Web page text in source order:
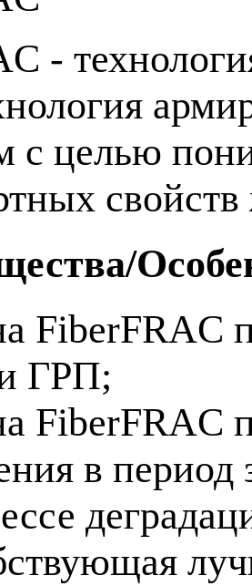
-
с целью
FiberFRAC
ГРП;
FiberFRAC
в